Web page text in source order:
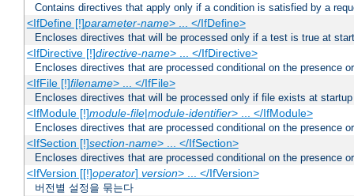
Contains directives that apply only if a condition is satisfied by a
<IfDefine [!]parameter-name> ... </IfDefine>
Encloses directives that will be processed only if a test is true at
<IfDirective [!]directive-name> ... </IfDirective>
Encloses directives that are processed conditional on the presence
<IfFile [!]filename> ... </IfFile>
Encloses directives that will be processed only if file exists at startup
<IfModule [!]module-file|module-identifier> ... </IfModule>
Encloses directives that are processed conditional on the presence
<IfSection [!]section-name> ... </IfSection>
Encloses directives that are processed conditional on the presence
<IfVersion [[!]operator] version> ... </IfVersion>
버전별 설정을 묶는다